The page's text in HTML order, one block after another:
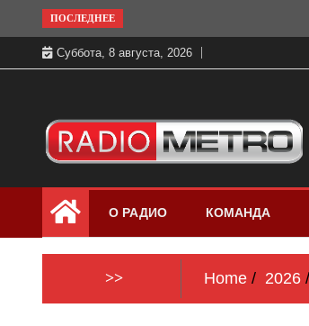
to
content
ПОСЛЕДНЕЕ
Суббота, 8 августа, 2026
Радио МЕТРО
бесплатно в хорошем качестве Санкт-
Петербург и Россия
О РАДИО КОМАНДА
>> Home 2026